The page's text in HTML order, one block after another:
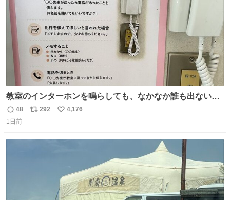
教室のインターホンを鳴らしても、なかなか誰も出ないこ
とがあります…。 もしかすると「電話の出方」に困ってい
るのかもしれません。 そこで「何を話せばいいか」が見え
返
信
48
リ
292
い
4,176
1日前